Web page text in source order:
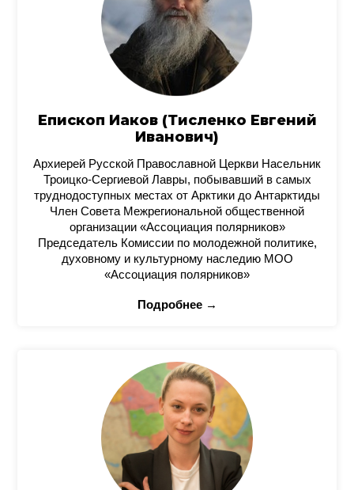
Епископ Иаков (Тисленко Евгений
Иванович)
Архиерей Русской Православной Церкви Насельник
Троицко-Сергиевой Лавры, побывавший в самых
труднодоступных местах от Арктики до Антарктиды
Член Совета Межрегиональной общественной
организации «Ассоциация полярников»
Председатель Комиссии по молодежной политике,
духовному и культурному наследию МОО
«Ассоциация полярников»
Подробнее →